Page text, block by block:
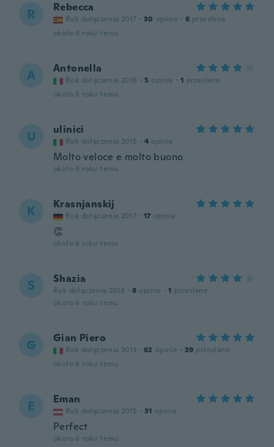
R Rebecca
Rok dołączenia 2017 · 30 opinie · 6 przesłane
około 6 roku temu
A Antonella
Rok dołączenia 2018 · 5 opinie · 1 przesłane
około 6 roku temu
U ulinici
Rok dołączenia 2015 · 4 opinie
Molto veloce e molto buono
około 6 roku temu
K Krasnjanskij
Rok dołączenia 2017 · 17 opinie
👏
około 6 roku temu
S Shazia
Rok dołączenia 2018 · 8 opinie · 1 przesłane
około 6 roku temu
G Gian Piero
Rok dołączenia 2013 · 62 opinie · 39 przesłane
około 6 roku temu
E Eman
Rok dołączenia 2015 · 31 opinie
Perfect
około 6 roku temu